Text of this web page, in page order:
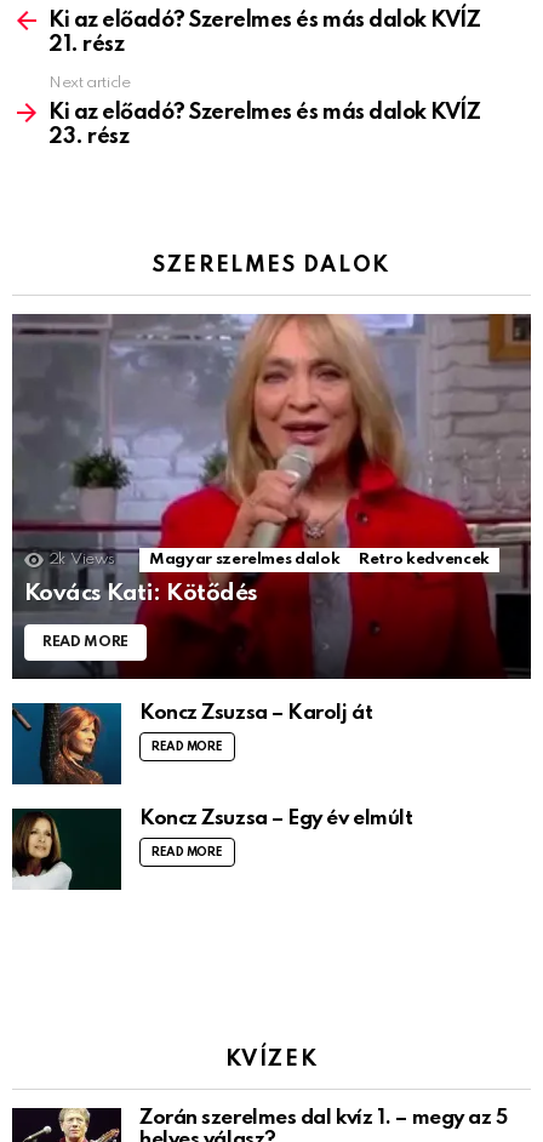
moreKi az előadó? Szerelmes és más dalok KVÍZ
21. rész
Next article
Ki az előadó? Szerelmes és más dalok KVÍZ
23. rész
SZERELMES DALOK
2k Views Magyar szerelmes dalok Retro kedvencek
Kovács Kati: Kötődés
READ MORE
Koncz Zsuzsa – Karolj át
READ MORE
Koncz Zsuzsa – Egy év elmúlt
READ MORE
KVÍZEK
Zorán szerelmes dal kvíz 1. – megy az 5